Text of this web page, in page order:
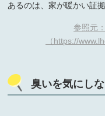
あるのは、家が暖かい証拠
参照元
（https://
臭いを気にし